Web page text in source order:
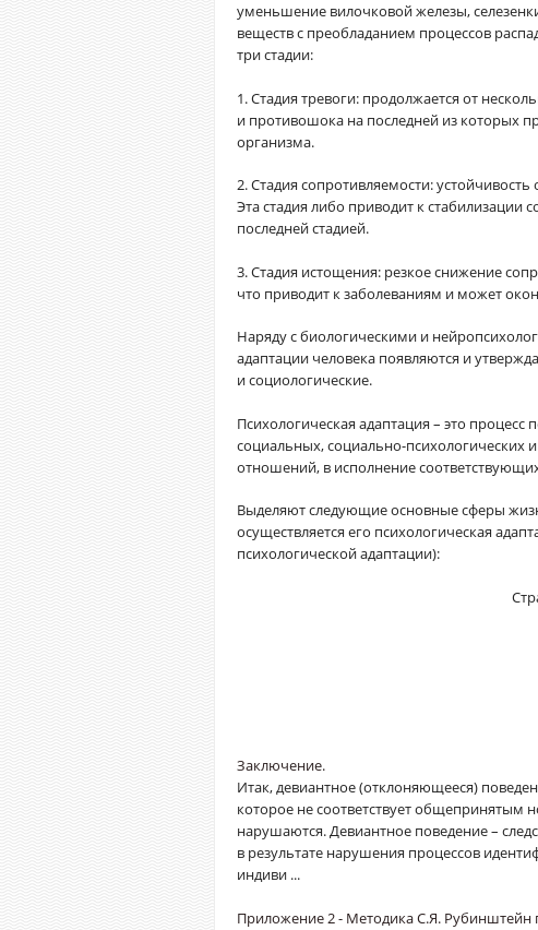
уменьшение вилочковой железы,
веществ с преобладанием процессов
три стадии:
1. Стадия тревоги: продолжается от
и противошока на последней из которых
организма.
2. Стадия сопротивляемости:
Эта стадия либо приводит к стабилизации
последней стадией.
3. Стадия истощения: резкое снижение
что приводит к заболеваниям и может
Наряду с биологическими и
адаптации человека появляются и
и социологические.
Психологическая адаптация – это
социальных, социально-психологических
отношений, в исполнение
Выделяют следующие основные сферы
осуществляется его психологическая
психологической адаптации):
Заключение.
Итак, девиантное (отклоняющееся)
которое не соответствует общепринятым
нарушаются. Девиантное поведение –
в результате нарушения процессов
индиви ...
Приложение 2 - Методика С.Я.